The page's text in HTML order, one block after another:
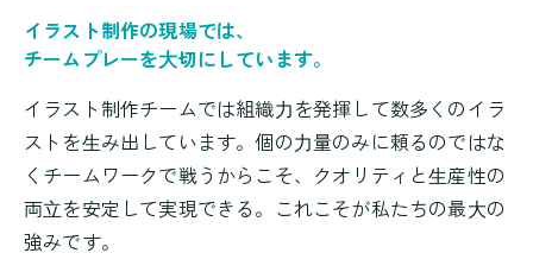
イラスト制作の現場では、
チームプレーを⼤切にしています。
イラスト制作チームでは組織⼒を発揮して数多くのイラ
ストを⽣み出しています。個の⼒量のみに頼るのではな
くチームワークで戦うからこそ、クオリティと⽣産性の
両⽴を安定して実現できる。これこそが私たちの最⼤の
強みです。